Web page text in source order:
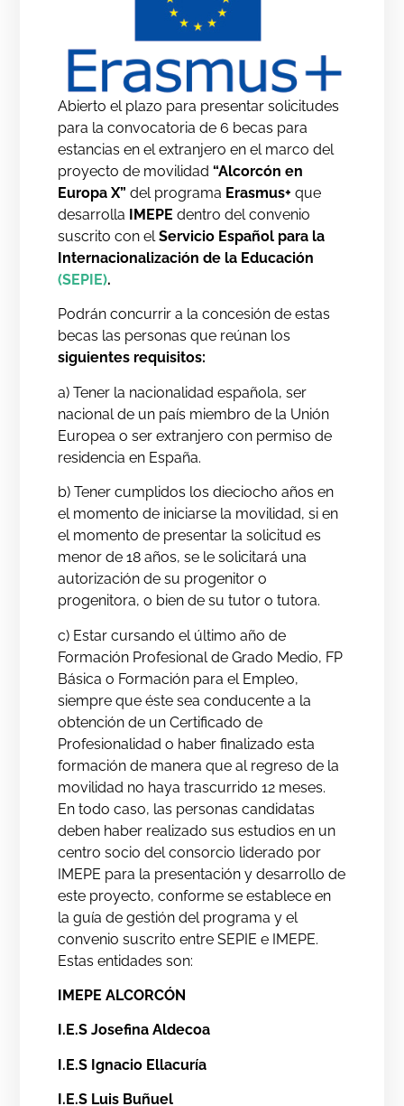
Abierto el plazo para presentar solicitudes
para la convocatoria de 6 becas para
estancias en el extranjero en el marco del
proyecto de movilidad“Alcorcón en
Europa X”del programa Erasmus+ que
desarrolla IMEPE dentro del convenio
suscrito con elServicio Español para la
Internacionalización de la Educación
(SEPIE).
Podrán concurrir a la concesión de estas
becas las personas que reúnan los
siguientes requisitos:
a) Tener la nacionalidad española, ser
nacional de un país miembro de la Unión
Europea o ser extranjero con permiso de
residencia en España.
b) Tener cumplidos los dieciocho años en
el momento de iniciarse la movilidad, si en
el momento de presentar la solicitud es
menor de 18 años, se le solicitará una
autorización de su progenitor o
progenitora, o bien de su tutor o tutora.
c) Estar cursando el último año de
Formación Profesional de Grado Medio, FP
Básica o Formación para el Empleo,
siempre que éste sea conducente a la
obtención de un Certificado de
Profesionalidad o haber finalizado esta
formación de manera que al regreso de la
movilidad no haya trascurrido 12 meses.
En todo caso, las personas candidatas
deben haber realizado sus estudios en un
centro socio del consorcio liderado por
IMEPE para la presentación y desarrollo de
este proyecto, conforme se establece en
la guía de gestión del programa y el
convenio suscrito entre SEPIE e IMEPE.
Estas entidades son:
IMEPE ALCORCÓN
I.E.S Josefina Aldecoa
I.E.S Ignacio Ellacuría
I.E.S Luis Buñuel